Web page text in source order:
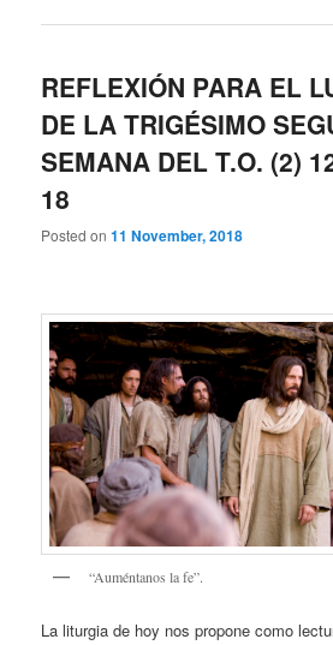
REFLEXIÓN PARA EL
DE LA TRIGÉSIMO
SEMANA DEL T.O. (2)
18
Posted on11 November, 2018
“Auméntanos la fe”.
La liturgia de hoy nos propone como